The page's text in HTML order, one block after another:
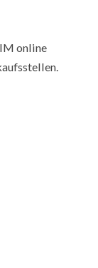
online